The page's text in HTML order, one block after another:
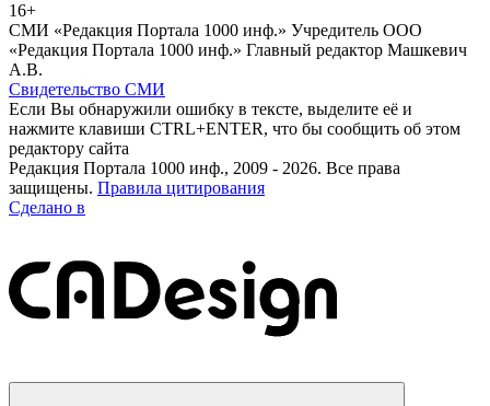
16+
СМИ «Редакция Портала 1000 инф.» Учредитель ООО
«Редакция Портала 1000 инф.» Главный редактор Машкевич
А.В.
Свидетельство СМИ
Если Вы обнаружили ошибку в тексте, выделите её и
нажмите клавиши CTRL+ENTER, что бы сообщить об этом
редактору сайта
Редакция Портала 1000 инф., 2009 - 2026. Все права
защищены. Правила цитирования
Сделано в